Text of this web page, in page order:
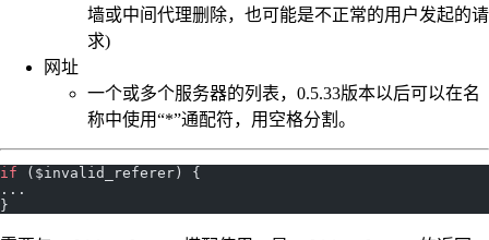
墙或中间代理删除，也可能是不正常的用户发起的请
求)
网址
一个或多个服务器的列表，0.5.33版本以后可以在名
称中使用“*”通配符，用空格分割。
if ($invalid_referer) {
...
}